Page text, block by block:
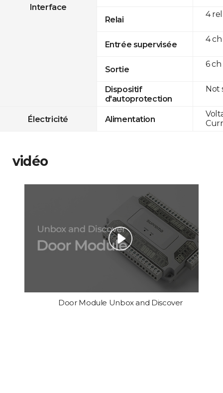
Interface
Relai
Entrée supervisée
Sortie
Dispositif
d'autoprotection
Électricité Alimentation
4
4 ch
6 ch
Not
vidéo
Door Module Unbox and Discover